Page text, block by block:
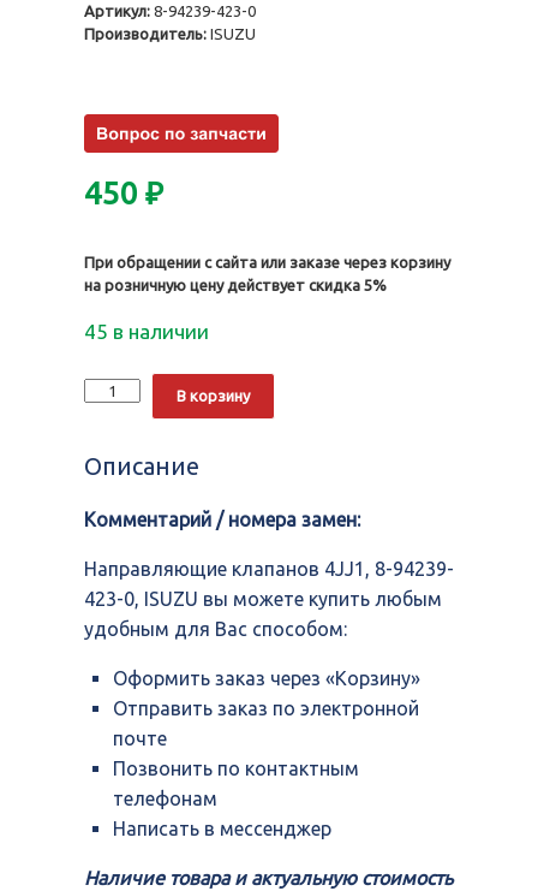
Артикул: 8-94239-423-0
Производитель: ISUZU
450 ₽
При обращении с сайта или заказе через корзину
на розничную цену действует скидка 5%
45 в наличии
Количество
Направляющие
8-
423-
ISUZU
В корзину
Описание
Комментарий / номера замен:
Направляющие клапанов 4JJ1, 8-94239-
423-0, ISUZU вы можете купить любым
удобным для Вас способом:
Оформить заказ через «Корзину»
Отправить заказ по электронной
почте
Позвонить по контактным
телефонам
Написать в мессенджер
Наличие товара и актуальную стоимость